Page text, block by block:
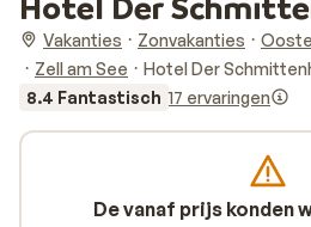
Vakanties Zonvakanties
Zell am See
Hotel Der
8.4 Fantastisch 17 ervaringen
De vanaf prijs konden